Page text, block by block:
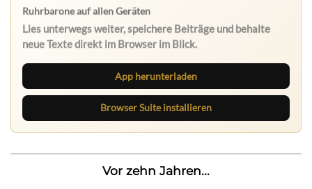
Ruhrbarone auf allen Geräten
Lies unterwegs weiter, speichere Beiträge und behalte
neue Texte direkt im Browser im Blick.
App herunterladen
Browser Suite installieren
Vor zehn Jahren...